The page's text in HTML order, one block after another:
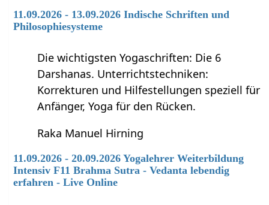
11.09.2026 - 13.09.2026 Indische Schriften und
Philosophiesysteme
Die wichtigsten Yogaschriften: Die 6
Darshanas. Unterrichtstechniken:
Korrekturen und Hilfestellungen speziell für
Anfänger, Yoga für den Rücken.
Raka Manuel Hirning
11.09.2026 - 20.09.2026 Yogalehrer Weiterbildung
Intensiv F11 Brahma Sutra - Vedanta lebendig
erfahren - Live Online